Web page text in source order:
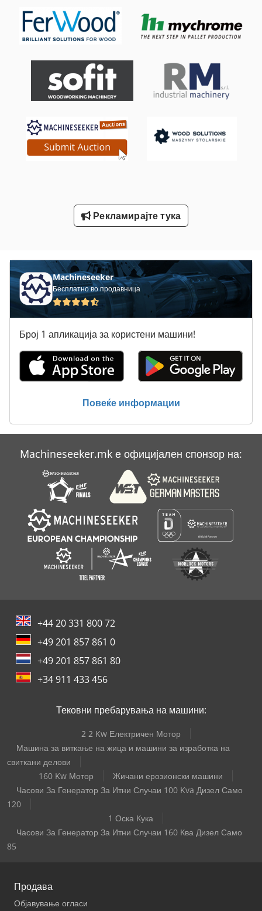
International 434
Meh 5 2 1 8 B
Stavostroj Vp 200
Tur 560
Wcl 5
Водич И Совети До Точење Од 500 Мм Вретено
Надворешна Цилиндрична Машина За Мелење
Рекламирајте тука
Machineseeker
Бесплатно во продавница
Број 1 апликација за користени машини!
Повеќе информации
Machineseeker.mk е официјален спонзор на:
+44 20 331 800 72
+49 201 857 861 0
+49 201 857 861 80
+34 911 433 456
Тековни пребарувања на машини:
2 2 Kw Електричен Мотор
Машина за виткање на жица и машини за изработка на
свиткани делови
160 Kw Мотор
Жичани ерозионски машини
Часови За Генератор За Итни Случаи 100 Kva Дизел Само
120
1 Оска Кука
Часови За Генератор За Итни Случаи 160 Ква Дизел Само
85
Продава
Објавување огласи